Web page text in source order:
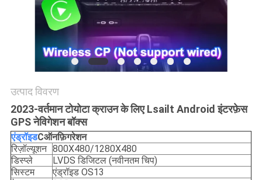
उत्पाद विवरण
2023-वर्तमान टोयोटा क्राउन के लिए Lsailt Android इंटरफ़ेस
GPS नेविगेशन बॉक्स
एंड्रॉइडCऑनफ़िगरेशन
रिज़ॉल्यूशन 800X480/1280X480
डिस्प्ले
LVDS डिजिटल (नवीनतम चिप)
सिस्टम
एंड्रॉइड OS13